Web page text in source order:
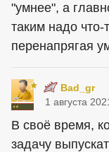
"умнее", а
таким надо
перенапрягая
Bad_gr
1 августа
В своё время,
задачу